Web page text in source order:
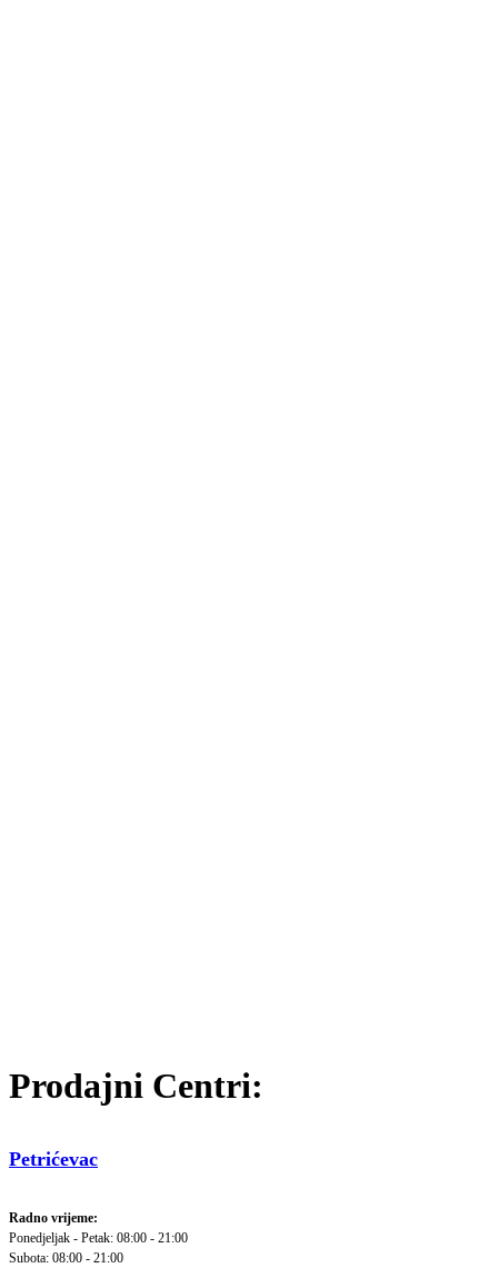
Prodajni Centri:
Petrićevac
Radno vrijeme:
Ponedjeljak - Petak: 08:00 - 21:00
Subota: 08:00 - 21:00